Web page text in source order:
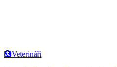
🏥Veterináři